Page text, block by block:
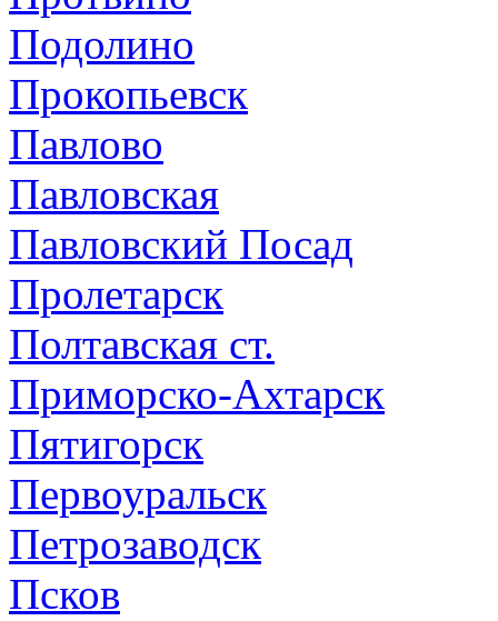
Подолино
Прокопьевск
Павлово
Павловская
Павловский Посад
Пролетарск
Полтавская ст.
Приморско-Ахтарск
Пятигорск
Первоуральск
Петрозаводск
Псков